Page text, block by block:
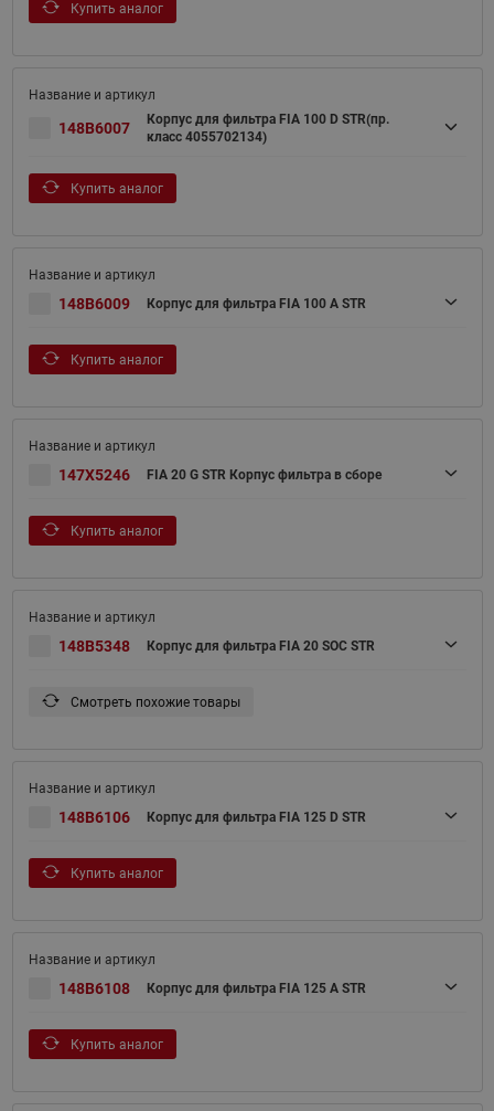
Купить аналог
148B6007
Корпус для фильтра FIA 100 D STR(пр.
класс 4055702134)
Купить аналог
148B6009 Корпус для фильтра FIA 100 A STR
Купить аналог
147X5246 FIA 20 G STR Корпус фильтра в сборе
Купить аналог
148B5348 Корпус для фильтра FIA 20 SOC STR
Смотреть похожие товары
148B6106 Корпус для фильтра FIA 125 D STR
Купить аналог
148B6108 Корпус для фильтра FIA 125 A STR
Купить аналог